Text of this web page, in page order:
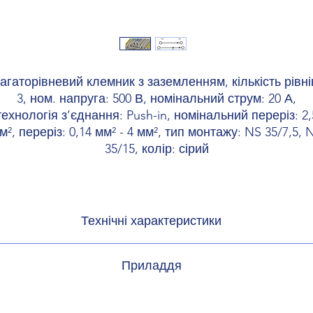
клемник з заземленням, кількість
3, ном. напруга: 500 В, номінальний струм: 20 А,
з’єднання: Push-in, номінальний переріз:
переріз: 0,14 мм² - 4 мм², тип монтажу: NS 35/7,5,
35/15, колір: сірий
Технічні характеристики
Приладдя